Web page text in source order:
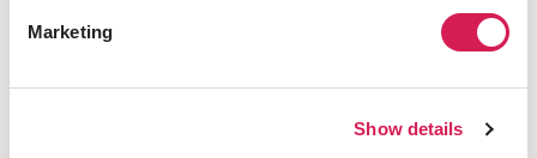
Marketing
Show details
軽量で移動しやすい商品が多く、どのような部屋にも合
わせやすいデザインが特徴です。学生割引や新学期セー